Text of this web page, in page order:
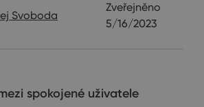
Svoboda
Zveřejněno
5/16/2023
spokojené uživatele